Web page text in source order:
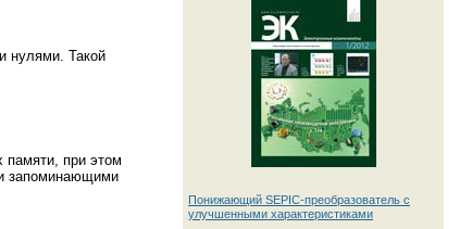
нулями. Такой
памяти, при этом
запоминающими
Понижающий SEPIC-преобразователь с
улучшенными характеристиками